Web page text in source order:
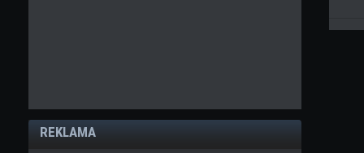
REKLAMA